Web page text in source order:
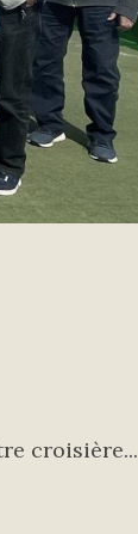
croisière...